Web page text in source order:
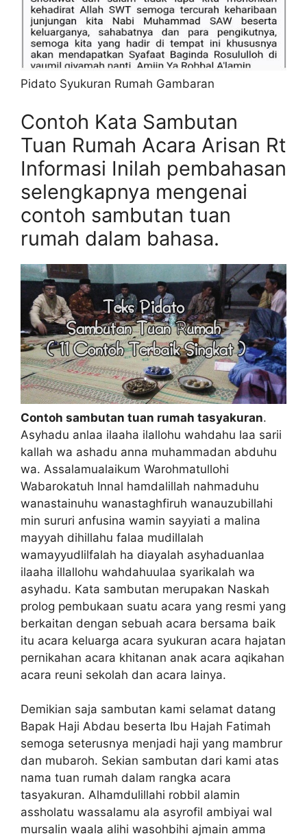
Pidato Syukuran Rumah Gambaran
Contoh Kata Sambutan
Tuan Rumah Acara Arisan Rt
Informasi Inilah pembahasan
selengkapnya mengenai
contoh sambutan tuan
rumah dalam bahasa.
Contoh sambutan tuan rumah tasyakuran.
Asyhadu anlaa ilaaha ilallohu wahdahu laa sarii
kallah wa ashadu anna muhammadan abduhu
wa. Assalamualaikum Warohmatullohi
Wabarokatuh Innal hamdalillah nahmaduhu
wanastainuhu wanastaghfiruh wanauzubillahi
min sururi anfusina wamin sayyiati a malina
mayyah dihillahu falaa mudillalah
wamayyudlilfalah ha diayalah asyhaduanlaa
ilaaha illallohu wahdahuulaa syarikalah wa
asyhadu. Kata sambutan merupakan Naskah
prolog pembukaan suatu acara yang resmi yang
berkaitan dengan sebuah acara bersama baik
itu acara keluarga acara syukuran acara hajatan
pernikahan acara khitanan anak acara aqikahan
acara reuni sekolah dan acara lainya.
Demikian saja sambutan kami selamat datang
Bapak Haji Abdau beserta Ibu Hajah Fatimah
semoga seterusnya menjadi haji yang mambrur
dan mubaroh. Sekian sambutan dari kami atas
nama tuan rumah dalam rangka acara
tasyakuran. Alhamdulillahi robbil alamin
assholatu wassalamu ala asyrofil ambiyai wal
mursalin waala alihi wasohbihi ajmain amma